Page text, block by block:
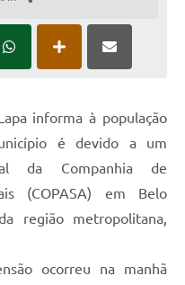
informa à população
é devido a um
da Companhia de
(COPASA) em Belo
região metropolitana,
ocorreu na manhã